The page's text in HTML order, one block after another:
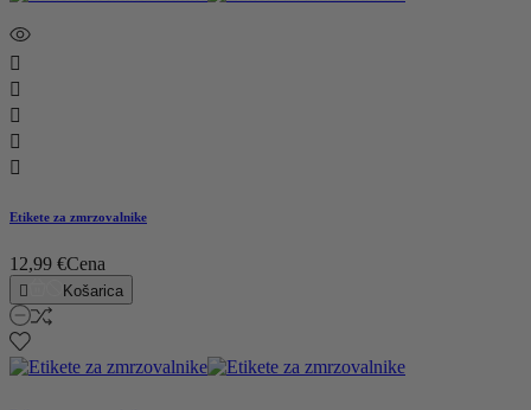





Etikete za zmrzovalnike
12,99 €Cena
 Košarica